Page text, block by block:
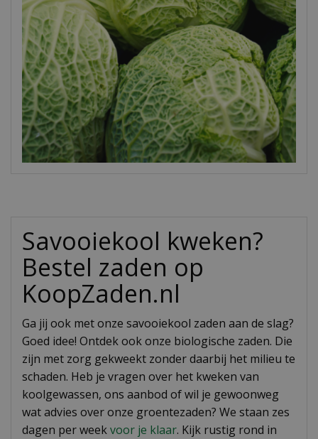
Savooiekool kweken?
Bestel zaden op
KoopZaden.nl
Ga jij ook met onze savooiekool zaden aan de slag?
Goed idee! Ontdek ook onze biologische zaden. Die
zijn met zorg gekweekt zonder daarbij het milieu te
schaden. Heb je vragen over het kweken van
koolgewassen, ons aanbod of wil je gewoonweg
wat advies over onze groentezaden? We staan zes
dagen per weekvoor je klaar. Kijk rustig rond in